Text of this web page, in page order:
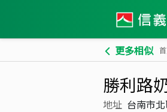
更多相似
勝利路
地址 台南市